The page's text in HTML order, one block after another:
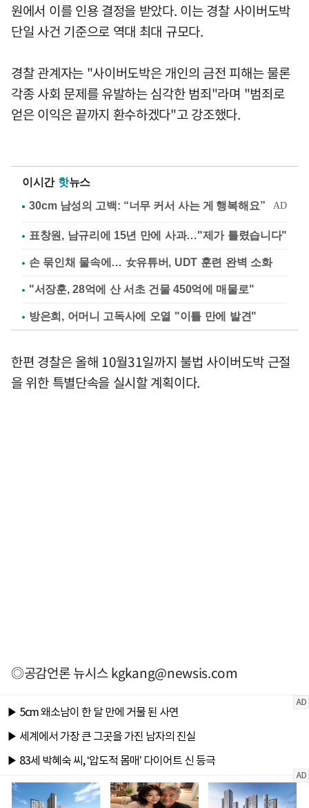
원에서 이를 인용 결정을 받았다. 이는 경찰 사이버도박
단일 사건 기준으로 역대 최대 규모다.
경찰 관계자는 "사이버도박은 개인의 금전 피해는 물론
각종 사회 문제를 유발하는 심각한 범죄"라며 "범죄로
얻은 이익은 끝까지 환수하겠다"고 강조했다.
이시간 핫뉴스
표창원, 남규리에 15년 만에 사과…"제가 틀렸습니다"
손 묶인채 물속에… 女유튜버, UDT 훈련 완벽 소화
"서장훈, 28억에 산 서초 건물 450억에 매물로"
방은희, 어머니 고독사에 오열 "이틀 만에 발견"
한편 경찰은 올해 10월31일까지 불법 사이버도박 근절
을 위한 특별단속을 실시할 계획이다.
◎공감언론 뉴시스kgkang@newsis.com